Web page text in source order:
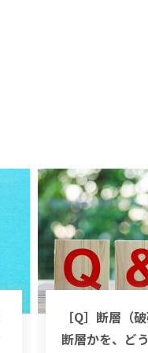
［Q］断層（
断層かを、ど